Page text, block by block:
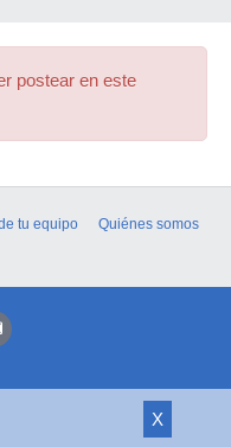
postear en este
X
tu equipo
Quiénes somos